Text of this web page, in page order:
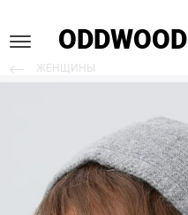
ODDWOOD
ЖЕНЩИНЫ